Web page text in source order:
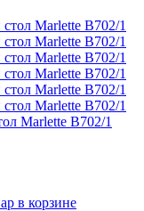
Marlette В702/1
в корзине